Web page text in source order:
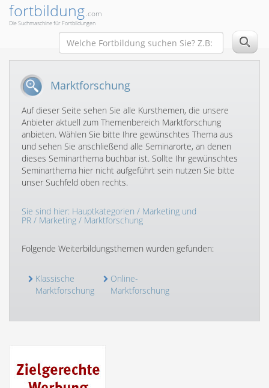
fortbildung.com
Die Suchmaschine für Fortbildungen
Marktforschung
Auf dieser Seite sehen Sie alle Kursthemen, die unsere
Anbieter aktuell zum Themenbereich Marktforschung
anbieten. Wählen Sie bitte Ihre gewünschtes Thema aus
und sehen Sie anschließend alle Seminarorte, an denen
dieses Seminarthema buchbar ist. Sollte Ihr gewünschtes
Seminarthema hier nicht aufgeführt sein nutzen Sie bitte
unser Suchfeld oben rechts.
Sie sind hier: Hauptkategorien / Marketing und
PR / Marketing / Marktforschung
Folgende Weiterbildungsthemen wurden gefunden:
Klassische
Marktforschung
Online-
Marktforschung